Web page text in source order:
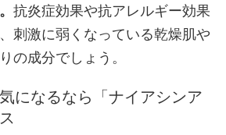
抗炎症効果や抗アレルギー効果
刺激に弱くなっている乾燥肌や
の成分でしょう。
になるなら「ナイアシンア